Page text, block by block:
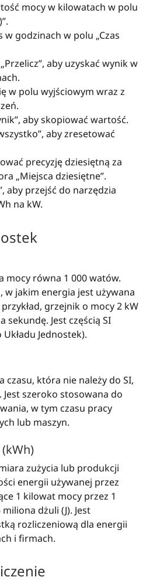
mocy w kilowatach w polu
w godzinach w polu „Czas
aby uzyskać wynik w
w polu wyjściowym wraz z
aby skopiować wartość.
aby zresetować
precyzję dziesiętną za
„Miejsca dziesiętne”.
aby przejść do narzędzia
na kW.
mocy równa 1 000 watów.
w jakim energia jest używana
grzejnik o mocy 2 kW
sekundę. Jest częścią SI
Jednostek).
czasu, która nie należy do SI,
szeroko stosowana do
w tym czasu pracy
lub maszyn.
zużycia lub produkcji
energii używanej przez
1 kilowat mocy przez 1
dżuli (J). Jest
rozliczeniową dla energii
i firmach.